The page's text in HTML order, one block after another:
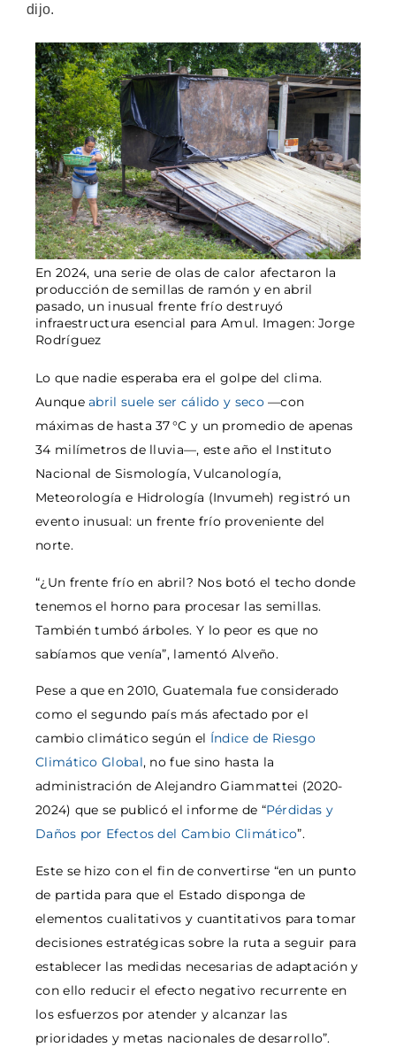
dijo.
En 2024, una serie de olas de calor afectaron la
producción de semillas de ramón y en abril
pasado, un inusual frente frío destruyó
infraestructura esencial para Amul. Imagen: Jorge
Rodríguez
Lo que nadie esperaba era el golpe del clima.
Aunqueabril suele ser cálido y seco—con
máximas de hasta 37 °C y un promedio de apenas
34 milímetros de lluvia—, este año el Instituto
Nacional de Sismología, Vulcanología,
Meteorología e Hidrología (Invumeh) registró un
evento inusual: un frente frío proveniente del
norte.
“¿Un frente frío en abril? Nos botó el techo donde
tenemos el horno para procesar las semillas.
También tumbó árboles. Y lo peor es que no
sabíamos que venía”, lamentó Alveño.
Pese a que en 2010, Guatemala fue considerado
como el segundo país más afectado por el
cambio climático según el Índice de Riesgo
Climático Global, no fue sino hasta la
administración de Alejandro Giammattei (2020-
2024) que se publicó el informe de “Pérdidas y
Daños por Efectos del Cambio Climático”.
Este se hizo con el fin de convertirse “en un punto
de partida para que el Estado disponga de
elementos cualitativos y cuantitativos para tomar
decisiones estratégicas sobre la ruta a seguir para
establecer las medidas necesarias de adaptación y
con ello reducir el efecto negativo recurrente en
los esfuerzos por atender y alcanzar las
prioridades y metas nacionales de desarrollo”.